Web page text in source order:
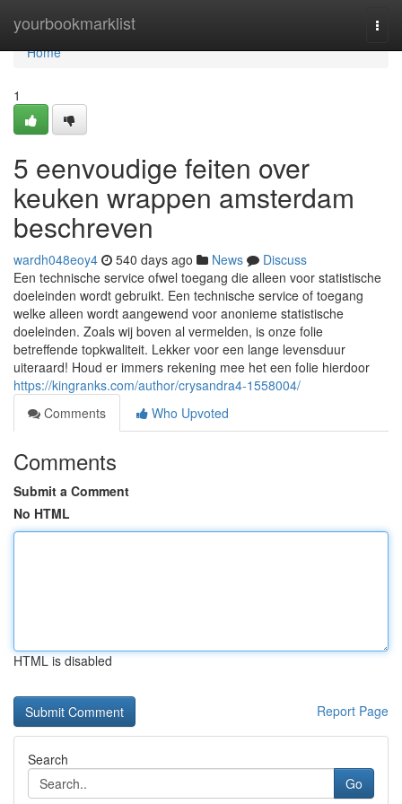
yourbookmarklist
Home
Home
1
5 eenvoudige feiten over
keuken wrappen amsterdam
beschreven
wardh048eoy4 540 days ago News
Discuss
Een technische service ofwel toegang die alleen voor statistische
doeleinden wordt gebruikt. Een technische service of toegang
welke alleen wordt aangewend voor anonieme statistische
doeleinden. Zoals wij boven al vermelden, is onze folie
betreffende topkwaliteit. Lekker voor een lange levensduur
uiteraard! Houd er immers rekening mee het een folie hierdoor
https://kingranks.com/author/crysandra4-1558004/
Comments
Who Upvoted
Comments
Submit a Comment
No HTML
HTML is disabled
Report Page
Search
Go